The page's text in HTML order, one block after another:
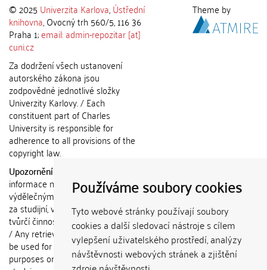
Používáme soubory cookies
Tyto webové stránky používají soubory
cookies a další sledovací nástroje s cílem
vylepšení uživatelského prostředí, analýzy
návštěvnosti webových stránek a zjištění
© 2025 Univerzita Karlova,Ústřední
knihovna, Ovocný trh 560/5, 116 36
Praha 1;email: admin-repozitar [at]
cuni.cz
Za dodržení všech ustanovení
autorského zákona jsou
zodpovědné jednotlivé složky
Univerzity Karlovy. / Each
constituent part of Charles
University is responsible for
adherence to all provisions of the
copyright law.
Upozornění / Notice:
informace nemohou být použity k
výdělečným účelům nebo vydávány
za studijní, vědeckou nebo jinou
tvůrčí činnost jiné osoby než autora.
/ Any retrieved information shall not
be used for any commercial
purposes or claimed as results of
Theme by